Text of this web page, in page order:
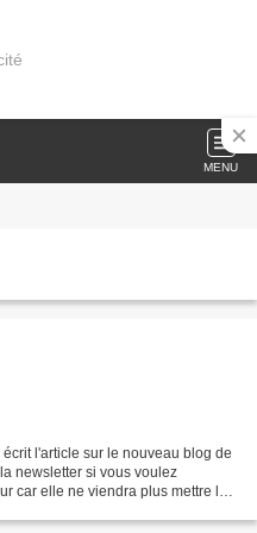
MENU
l'article sur le nouveau blog de
newsletter si vous voulez
car elle ne viendra plus mettre le